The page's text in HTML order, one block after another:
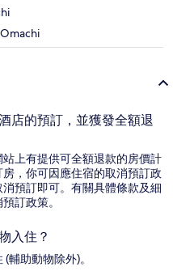
店的預訂，並獲發全額退
上有提供可全額退款的房價計
，你可因應住宿的取消預訂政
預訂即可。有關具體條款及細
訂政策。
入住？
輔助動物除外)。